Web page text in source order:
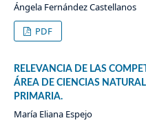
Ángela Fernández Castellanos
PDF
RELEVANCIA DE LAS
ÁREA DE CIENCIAS
PRIMARIA.
María Eliana Espejo